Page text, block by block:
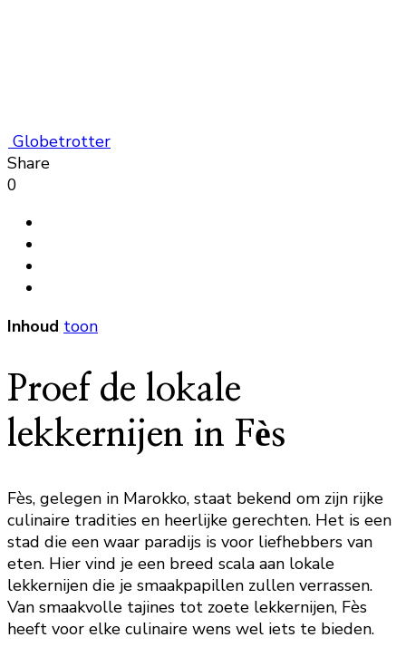
Globetrotter
Share
0
Inhoud toon
Proef de lokale
lekkernijen in Fès
Fès, gelegen in Marokko, staat bekend om zijn rijke
culinaire tradities en heerlijke gerechten. Het is een
stad die een waar paradijs is voor liefhebbers van
eten. Hier vind je een breed scala aan lokale
lekkernijen die je smaakpapillen zullen verrassen.
Van smaakvolle tajines tot zoete lekkernijen, Fès
heeft voor elke culinaire wens wel iets te bieden.